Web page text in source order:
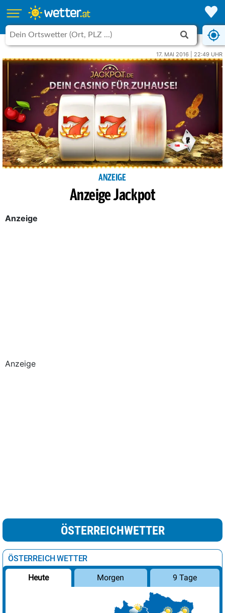
17. MAI 2016 | 22:49 UHR
ANZEIGE
Anzeige Jackpot
Anzeige
Anzeige
ÖSTERREICHWETTER
ÖSTERREICH WETTER
Heute Morgen 9 Tage